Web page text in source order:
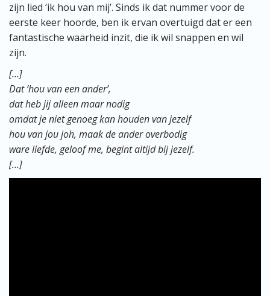
zijn lied ‘ik hou van mij’. Sinds ik dat nummer voor de
eerste keer hoorde, ben ik ervan overtuigd dat er een
fantastische waarheid inzit, die ik wil snappen en wil
zijn.
[…]
Dat ‘hou van een ander’,
dat heb jij alleen maar nodig
omdat je niet genoeg kan houden van jezelf
hou van jou joh, maak de ander overbodig
ware liefde, geloof me, begint altijd bij jezelf.
[…]